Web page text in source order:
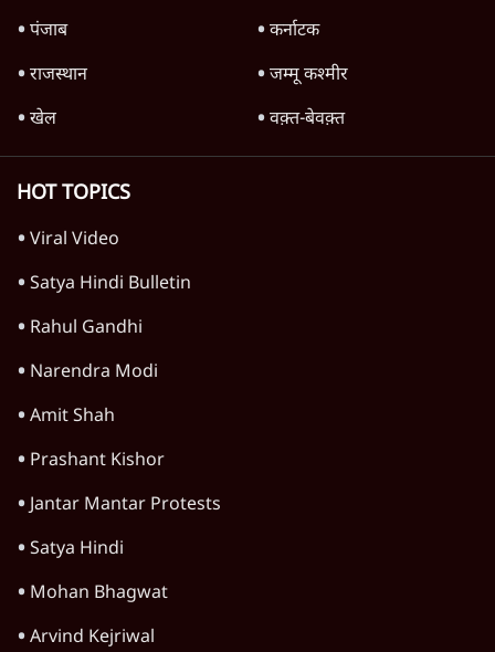
पंजाब
कर्नाटक
राजस्थान
जम्मू कश्मीर
खेल
वक़्त-बेवक़्त
HOT TOPICS
Viral Video
Satya Hindi Bulletin
Rahul Gandhi
Narendra Modi
Amit Shah
Prashant Kishor
Jantar Mantar Protests
Satya Hindi
Mohan Bhagwat
Arvind Kejriwal